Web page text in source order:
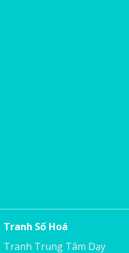
Tranh Số Hoá
Tranh Trung Tâm Dạy